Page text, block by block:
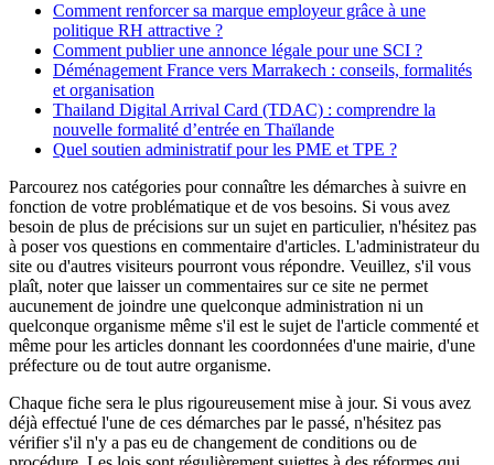
Comment renforcer sa marque employeur grâce à une
politique RH attractive ?
Comment publier une annonce légale pour une SCI ?
Déménagement France vers Marrakech : conseils, formalités
et organisation
Thailand Digital Arrival Card (TDAC) : comprendre la
nouvelle formalité d’entrée en Thaïlande
Quel soutien administratif pour les PME et TPE ?
Parcourez nos catégories pour connaître les démarches à suivre en
fonction de votre problématique et de vos besoins. Si vous avez
besoin de plus de précisions sur un sujet en particulier, n'hésitez pas
à poser vos questions en commentaire d'articles. L'administrateur du
site ou d'autres visiteurs pourront vous répondre. Veuillez, s'il vous
plaît, noter que laisser un commentaires sur ce site ne permet
aucunement de joindre une quelconque administration ni un
quelconque organisme même s'il est le sujet de l'article commenté et
même pour les articles donnant les coordonnées d'une mairie, d'une
préfecture ou de tout autre organisme.
Chaque fiche sera le plus rigoureusement mise à jour. Si vous avez
déjà effectué l'une de ces démarches par le passé, n'hésitez pas
vérifier s'il n'y a pas eu de changement de conditions ou de